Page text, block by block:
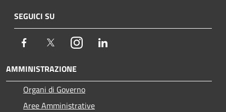
SEGUICI SU
Facebook TwitterInstagram
AMMINISTRAZIONE
Organi di Governo
Aree Amministrative